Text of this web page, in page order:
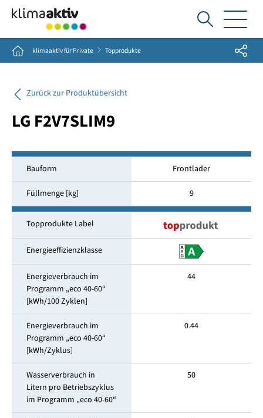
Ich
suche...
Home klimaaktiv für Private Topprodukte Share
Zurück zur Produktübersicht
LG F2V7SLIM9
Bauform Frontlader
Füllmenge [kg] 9
Topprodukte Label
Energieeffizienzklasse
Energieverbrauch im
Programm „eco 40-60“
[kWh/100 Zyklen]
44
Energieverbrauch im
Programm „eco 40-60“
[kWh/Zyklus]
0.44
Wasserverbrauch in
Litern pro Betriebszyklus
im Programm „eco 40-60“
50